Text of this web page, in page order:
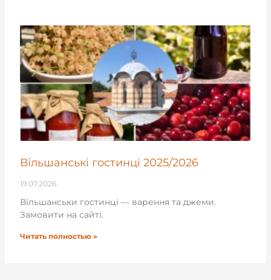
Вільшанські гостинці 2025/2026
19.07.2026
Вільшанськи гостинці — варення та джеми.
Замовити на сайті.
Читать полностью »